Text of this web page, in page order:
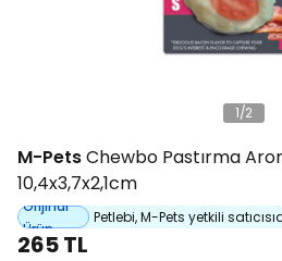
1/2
M-PetsChewbo Pastırma
10,4x3,7x2,1cm
Orijinal
Ürün
Petlebi, M-Pets yetkili
265 TL